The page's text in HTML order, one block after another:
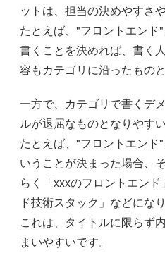
ットは、担当の決めやすさ
たとえば、"フロントエンド
書くことを決めれば、書く
容もカテゴリに沿ったものと
一方で、カテゴリで書くデ
ルが退屈なものとなりやすい
たとえば、"フロントエンド
いうことが決まった場合、
らく「xxxのフロントエン
ド技術スタック」などになり
これは、タイトルに限らず
まいやすいです。